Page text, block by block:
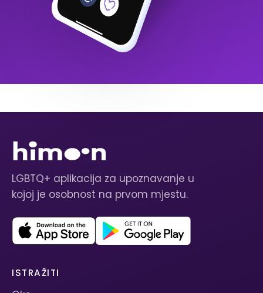
LGBTQ+ aplikacija za upoznavanje u
kojoj je osobnost na prvom mjestu.
ISTRAŽITI